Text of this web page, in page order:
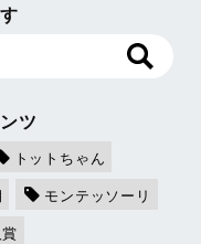
ツ
トットちゃん
モンテッソーリ